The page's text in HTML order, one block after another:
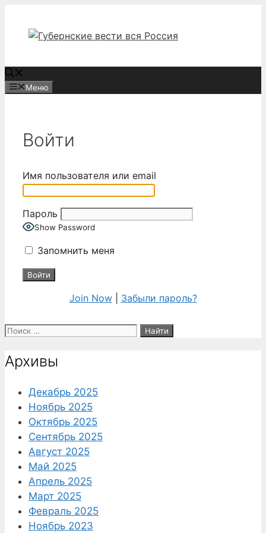
содержимому
Меню
Войти
Имя пользователя или email
Пароль
Show Password
Запомнить меня
Join Now| Забыли пароль?
Поиск:
Архивы
Декабрь 2025
Ноябрь 2025
Октябрь 2025
Сентябрь 2025
Август 2025
Май 2025
Апрель 2025
Март 2025
Февраль 2025
Ноябрь 2023